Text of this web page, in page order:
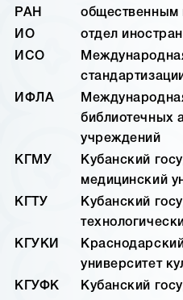
РАН
общественным
ИО
отдел
ИСО
стандартизации
ИФЛА
библиотечных
учреждений
КГМУ
Кубанский
медицинский
КГТУ
Кубанский
КГУКИ
университет
КГУФК
Кубанский